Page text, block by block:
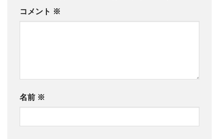
コメント ※
名前 ※